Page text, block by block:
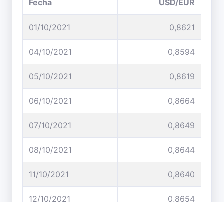
Fecha USD/EUR
01/10/2021 0,8621
04/10/2021 0,8594
05/10/2021 0,8619
06/10/2021 0,8664
07/10/2021 0,8649
08/10/2021 0,8644
11/10/2021 0,8640
12/10/2021 0,8654